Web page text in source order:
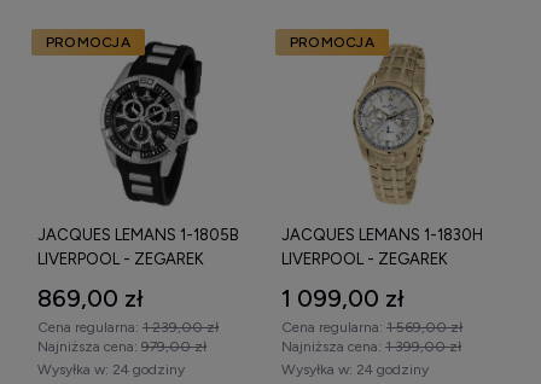
JACQUES LEMANS 1-1805B
LIVERPOOL - ZEGAREK
869,00 zł
Cena regularna: 1 239,00 zł
Najniższa cena: 979,00 zł
Wysyłka w: 24 godziny
PROMOCJA
JACQUES LEMANS 1-1830H
LIVERPOOL - ZEGAREK
1 099,00 zł
Cena regularna: 1 569,00 zł
Najniższa cena: 1 399,00 zł
Wysyłka w: 24 godziny
PROMOCJA